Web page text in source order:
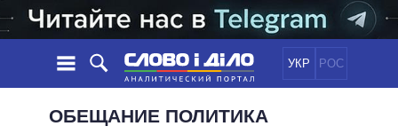
УКР РОС
НОВОСТИ
ОБЕЩАНИЕ ПОЛИТИКА